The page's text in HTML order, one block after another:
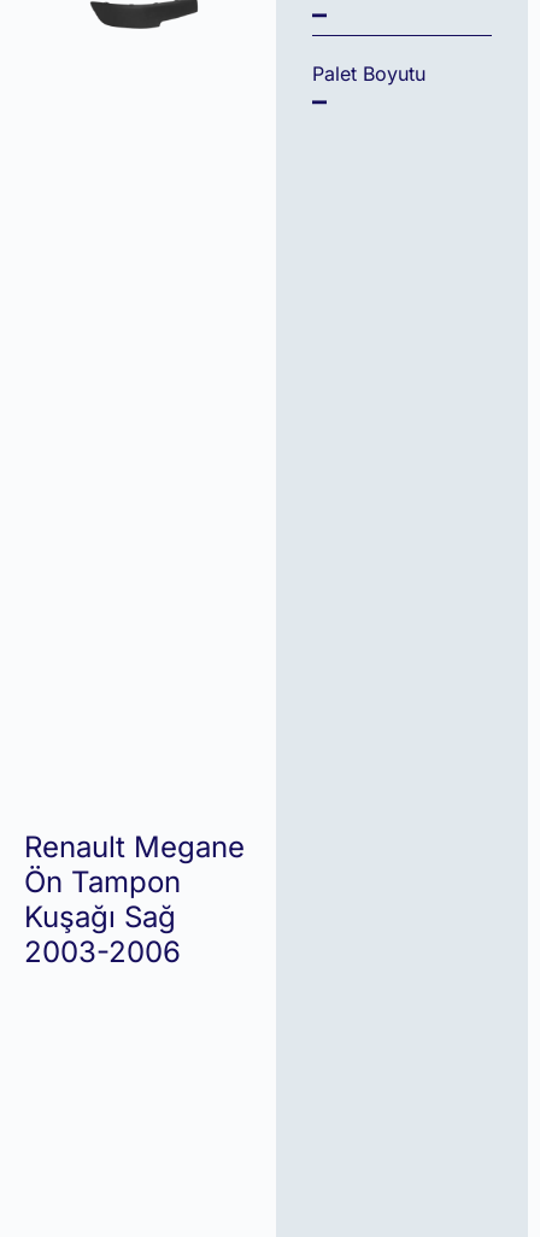
Renault Megane
Ön Tampon
Kuşağı Sağ
2003-2006
–
Palet Boyutu
–